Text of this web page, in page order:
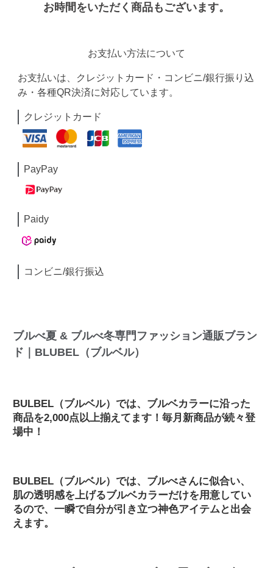
お時間をいただく商品もございます。
お支払い方法について
お支払いは、クレジットカード・コンビニ/銀行振り込
み・各種QR決済に対応しています。
クレジットカード
PayPay
Paidy
コンビニ/銀行振込
ブルべ夏 & ブルべ冬専門ファッション通販ブラン
ド｜BLUBEL（ブルベル）
BULBEL（ブルベル）では、ブルベカラーに沿った
商品を2,000点以上揃えてます！毎月新商品が続々登
場中！
BULBEL（ブルベル）では、ブルべさんに似合い、
肌の透明感を上げるブルベカラーだけを用意してい
るので、一瞬で自分が引き立つ神色アイテムと出会
えます。